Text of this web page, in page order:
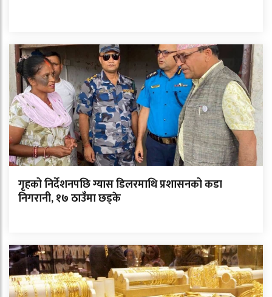
गृहको निर्देशनपछि ग्यास डिलरमाथि प्रशासनको कडा
निगरानी, १७ ठाउँमा छड्के